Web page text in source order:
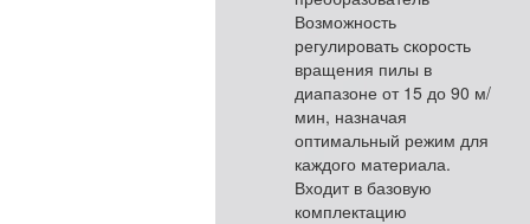
Возможность
регулировать скорость
вращения пилы в
диапазоне от 15 до 90 м/
мин, назначая
оптимальный режим для
каждого материала.
Входит в базовую
комплектацию